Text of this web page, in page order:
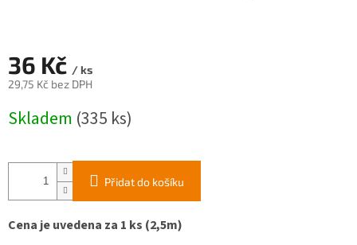
36 Kč / ks
29,75 Kč bez DPH
cena:
Skladem (335 ks)
Přidat do košíku
Cena je uvedena za 1 ks (2,5m)